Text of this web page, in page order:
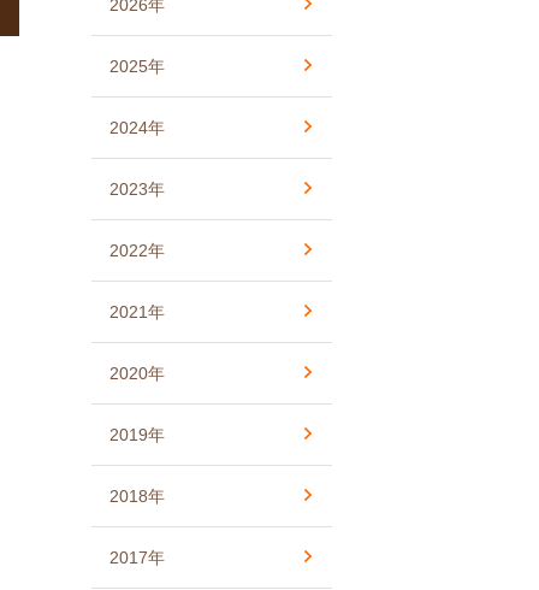
2026年
2025年
2024年
2023年
2022年
2021年
2020年
2019年
2018年
2017年